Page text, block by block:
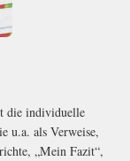
die individuelle
u.a. als Verweise,
„Mein Fazit“,